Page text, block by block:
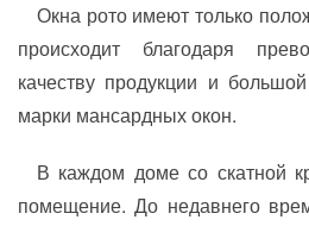
Окна рото имеют только
происходит благодаря
качеству продукции и
марки мансардных окон.
В каждом доме со скатной
помещение. До недавнего